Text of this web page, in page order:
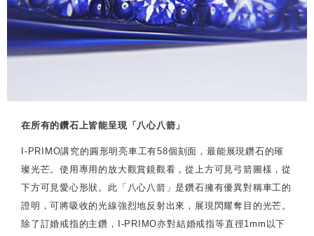
在所有的鑽石上皆能呈現「八心八箭」
I-PRIMO講究的圓形明亮車工有58個刻面，最能展現鑽石的璀
璨光芒。使用專用的放大觀賞鏡觀看，從上方可見弓箭圖樣，從
下方可見愛心形狀。此「八心八箭」是鑽石擁有優異對稱車工的
證明，可將吸收的光線強烈地反射出來，展現閃耀奪目的光芒。
除了訂婚戒指的主鑽，I-PRIMO亦對結婚戒指等直徑1mm以下